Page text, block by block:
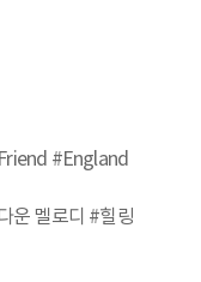
#England
운 멜로디 #힐링